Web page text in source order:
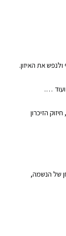
את האיזון.
ועוד ….
הזיכרון
של הנשמה,